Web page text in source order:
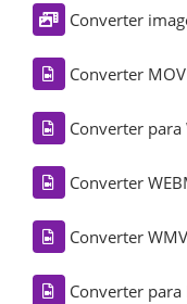
Converter
Converter
Converter para
Converter
Converter
Converter para